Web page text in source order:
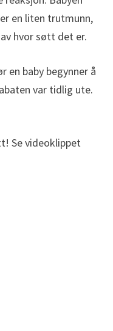
en liten trutmunn,
hvor søtt det er.
en baby begynner å
var tidlig ute.
Se videoklippet